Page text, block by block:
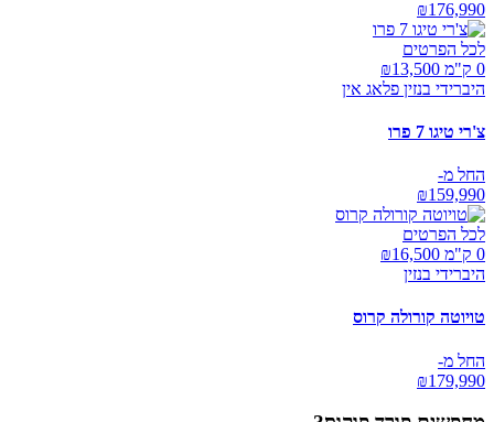
₪176,990
לכל הפרטים
0 ק"מ ₪
13,500
היברידי בנזין פלאג אין
צ'רי טיגו 7 פרו
החל מ-
₪159,990
לכל הפרטים
0 ק"מ ₪
16,500
היברידי בנזין
טויוטה קורולה קרוס
החל מ-
₪179,990